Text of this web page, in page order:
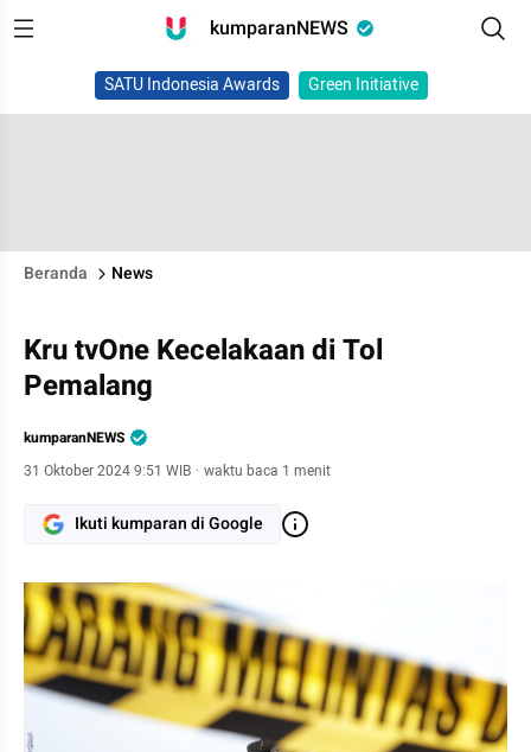
kumparanNEWS
SATU Indonesia Awards Green Initiative
Beranda News
Kru tvOne Kecelakaan di Tol
Pemalang
kumparanNEWS
31 Oktober 2024 9:51 WIB · waktu baca 1 menit
Ikuti kumparan di Google